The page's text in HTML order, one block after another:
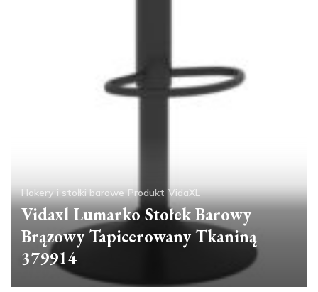
Hokery i stołki barowe Produkt VidaXL
Vidaxl Lumarko Stołek Barowy
Brązowy Tapicerowany Tkaniną
379914